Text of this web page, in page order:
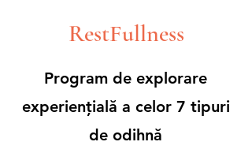
RestFullness
Program de explorare
experiențială a celor 7 tipuri
de odihnă